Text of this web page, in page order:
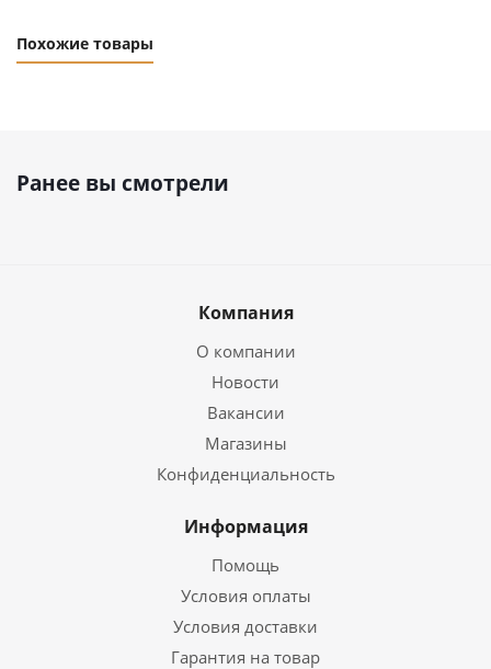
Похожие товары
Ранее вы смотрели
Компания
О компании
Новости
Вакансии
Магазины
Конфиденциальность
Информация
Помощь
Условия оплаты
Условия доставки
Гарантия на товар